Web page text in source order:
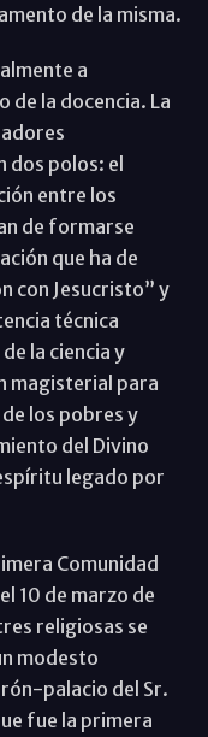
de la misma.
a
de la docencia. La
dos polos: el
entre los
de formarse
que ha de
con Jesucristo” y
técnica
la ciencia y
magisterial para
los pobres y
del Divino
legado por
Comunidad
10 de marzo de
religiosas se
modesto
palacio del Sr.
fue la primera